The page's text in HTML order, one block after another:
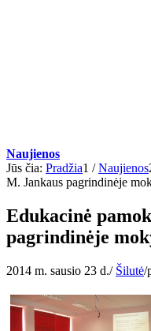
Naujienos
Jūs čia: Pradžia1 / Naujienos
M. Jankaus pagrindinėje
Edukacinė
pagrindinėje
2014 m. sausio 23 d./ Šilutė/